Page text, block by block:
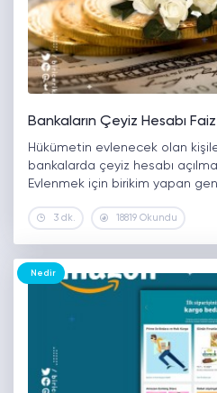
Bankaların Çeyiz Hesabı
Hükümetin evlenecek olan
bankalarda çeyiz hesabı
Evlenmek için birikim yapan
yardımcı oluyor. Çeyiz
3 dk. 18819 Okundu
Nedir